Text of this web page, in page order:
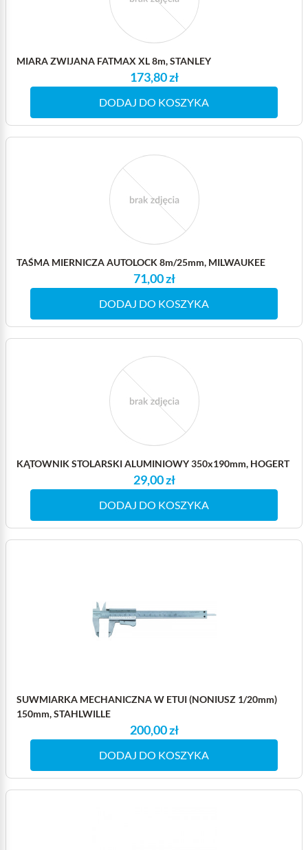
MIARA ZWIJANA FATMAX XL 8m, STANLEY
173,80 zł
DODAJ DO KOSZYKA
TAŚMA MIERNICZA AUTOLOCK 8m/25mm, MILWAUKEE
71,00 zł
DODAJ DO KOSZYKA
KĄTOWNIK STOLARSKI ALUMINIOWY 350x190mm, HOGERT
29,00 zł
DODAJ DO KOSZYKA
SUWMIARKA MECHANICZNA W ETUI (NONIUSZ 1/20mm)
150mm, STAHLWILLE
200,00 zł
DODAJ DO KOSZYKA